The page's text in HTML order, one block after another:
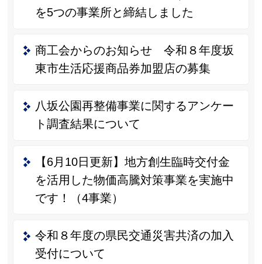
を5つの事業所と締結しました
商工会からのお知らせ 令和８年度坂
東市生活応援商品券加盟店の募集
八坂公園再整備事業に関するアンケー
ト調査結果について
【6月10日更新】地方創生臨時交付金
を活用した物価高騰対策事業を実施中
です！（4事業）
令和８年度の県民交通災害共済の加入
受付について